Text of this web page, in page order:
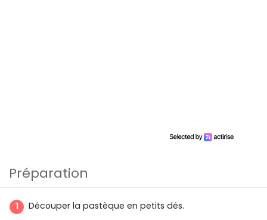
Préparation
Découper la pastèque en petits dés.